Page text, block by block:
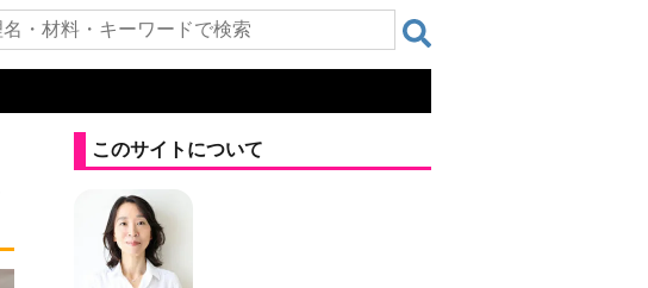
このサイトについて